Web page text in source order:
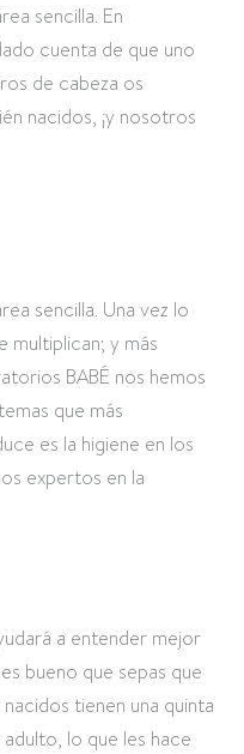
sencilla. En
cuenta de que uno
de cabeza os
nacidos, ¡y nosotros
sencilla. Una vez lo
multiplican; y más
BABÉ nos hemos
que más
es la higiene en los
expertos en la
a entender mejor
bueno que sepas que
tienen una quinta
lo que les hace